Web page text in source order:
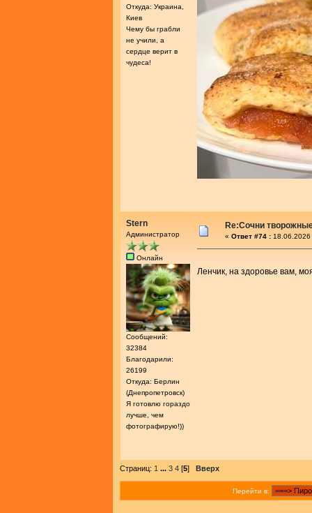
Откуда: Украина,
Киев
Чему бы грабли
не учили, а
сердце верит в
чудеса!
Stern
Администратор
Онлайн
Сообщений:
32384
Благодарили:
26199
Откуда: Берлин
(Днепропетровск)
Я готовлю гораздо
лучше, чем
фотографирую!))
Re:Сочни
« Ответ #74 :
Ленчик, на здоровье вам,
Страниц: 1 ... 3 4 [5] Вверх
Перейти в: